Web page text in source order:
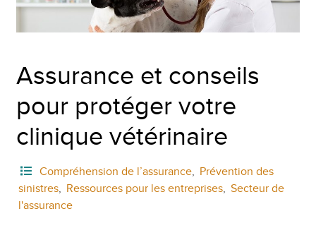
Assurance et conseils
pour protéger votre
clinique vétérinaire
Compréhension de l’assurance, Prévention des
sinistres, Ressources pour les entreprises, Secteur de
l'assurance